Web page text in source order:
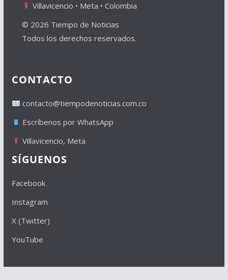
Villavicencio • Meta • Colombia
© 2026 Tiempo de Noticias
Todos los derechos reservados.
CONTACTO
contacto@tiempodenoticias.com.co
Escríbenos por WhatsApp
Villavicencio, Meta
SÍGUENOS
Facebook
Instagram
X (Twitter)
YouTube